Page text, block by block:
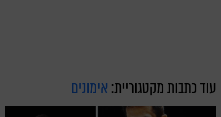
עוד כתבות מקטגוריית:אימונים